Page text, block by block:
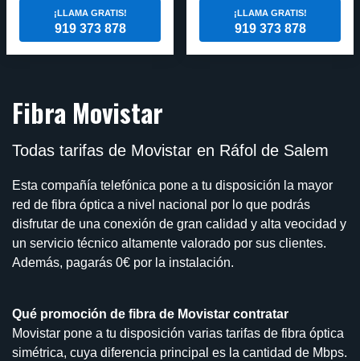
¡LLAMA GRATIS!
919 373 878
¡LLAMA GRATIS!
919 373 878
Fibra Movistar
Todas tarifas de Movistar en Ráfol de Salem
Esta compañía telefónica pone a tu disposición la mayor
red de fibra óptica a nivel nacional por lo que podrás
disfrutar de una conexión de gran calidad y alta veocidad y
un servicio técnico altamente valorado por sus clientes.
Además, pagarás 0€ por la instalación.
Qué promoción de fibra de Movistar contratar
Movistar pone a tu disposición varias tarifas de fibra óptica
simétrica, cuya diferencia principal es la cantidad de Mbps.